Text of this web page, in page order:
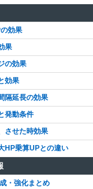
効果
果
の効果
効果
隔延長の効果
発動条件
させた時効果
HP乗算UPとの違い
・強化まとめ